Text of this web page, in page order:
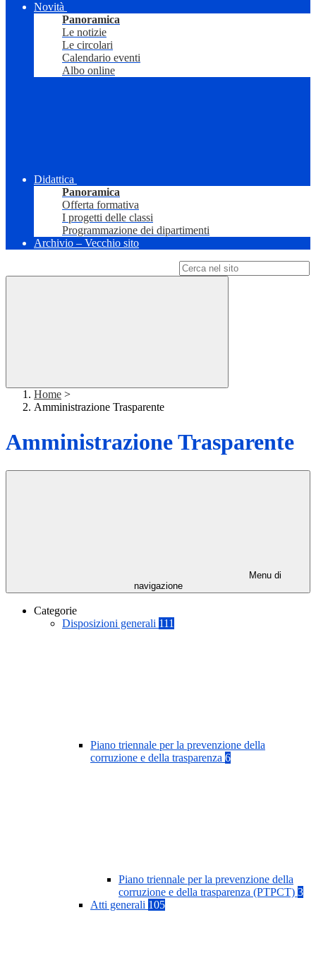
Novità
Panoramica
Le notizie
Le circolari
Calendario eventi
Albo online
Didattica
Panoramica
Offerta formativa
I progetti delle classi
Programmazione dei dipartimenti
Archivio – Vecchio sito
Home >
Amministrazione Trasparente
Amministrazione Trasparente
Menu di
navigazione
Categorie
Disposizioni generali 111
Piano triennale per la prevenzione della
corruzione e della trasparenza 6
Piano triennale per la prevenzione della
corruzione e della trasparenza (PTPCT) 3
Atti generali 105